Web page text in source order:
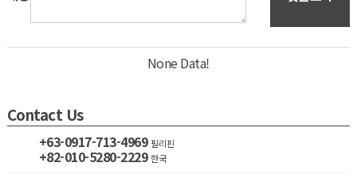
None Data!
Contact Us
+63-0917-713-4969 필리핀
+82-010-5280-2229 한국